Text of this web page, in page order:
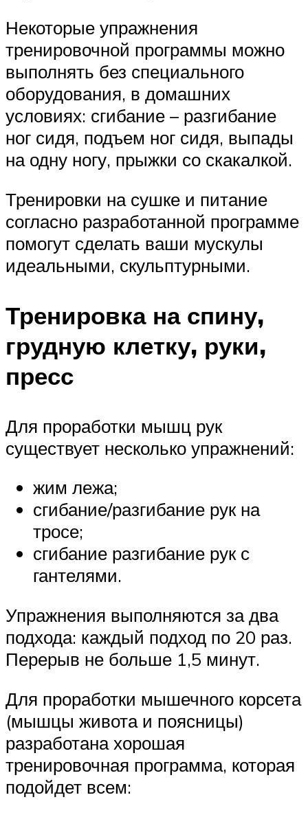
Некоторые упражнения
тренировочной программы можно
выполнять без специального
оборудования, в домашних
условиях: сгибание – разгибание
ног сидя, подъем ног сидя, выпады
на одну ногу, прыжки со скакалкой.
Тренировки на сушке и питание
согласно разработанной программе
помогут сделать ваши мускулы
идеальными, скульптурными.
Тренировка на спину,
грудную клетку, руки,
пресс
Для проработки мышц рук
существует несколько упражнений:
жим лежа;
сгибание/разгибание рук на
тросе;
сгибание разгибание рук с
гантелями.
Упражнения выполняются за два
подхода: каждый подход по 20 раз.
Перерыв не больше 1,5 минут.
Для проработки мышечного корсета
(мышцы живота и поясницы)
разработана хорошая
тренировочная программа, которая
подойдет всем: